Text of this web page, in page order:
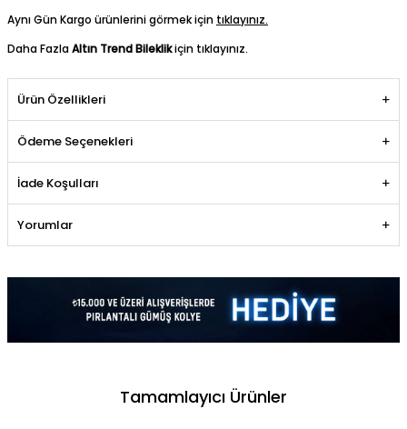
Aynı Gün Kargo ürünlerini görmek için tıklayınız.
Daha FazlaAltın Trend Bileklikiçin tıklayınız.
Ürün Özellikleri
Ödeme Seçenekleri
İade Koşulları
Yorumlar
Tamamlayıcı Ürünler